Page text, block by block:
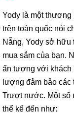
Yody là một
trên toàn quốc nói
Nẵng, Yody sở
mua sắm của bạn.
ấn tượng với khách
lượng đảm bảo các
Trượt nước. Một số
thể kể đến như: